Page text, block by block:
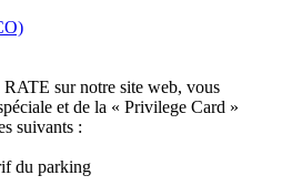
sur notre site web, vous
et de la « Privilege Card »
suivants :
du parking